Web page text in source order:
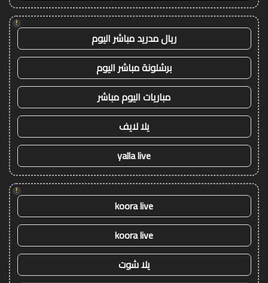
!
ريال مدريد مباشر اليوم
برشلونة مباشر اليوم
مباريات اليوم مباشر
يلا لايف
yalla live
!
koora live
koora live
يلا شوت